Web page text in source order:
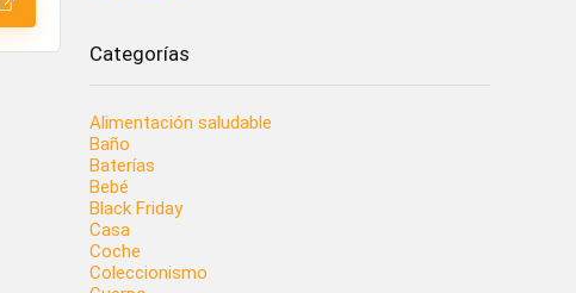
Categorías
Alimentación saludable
Baño
Baterías
Bebé
Black Friday
Casa
Coche
Coleccionismo